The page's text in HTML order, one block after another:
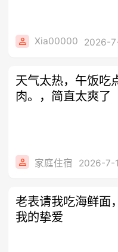
Xia00000 2026-
天气太热，午饭吃
肉。，简直太爽了
家庭住宿 2026-7-
老表请我吃海鲜面
我的挚爱